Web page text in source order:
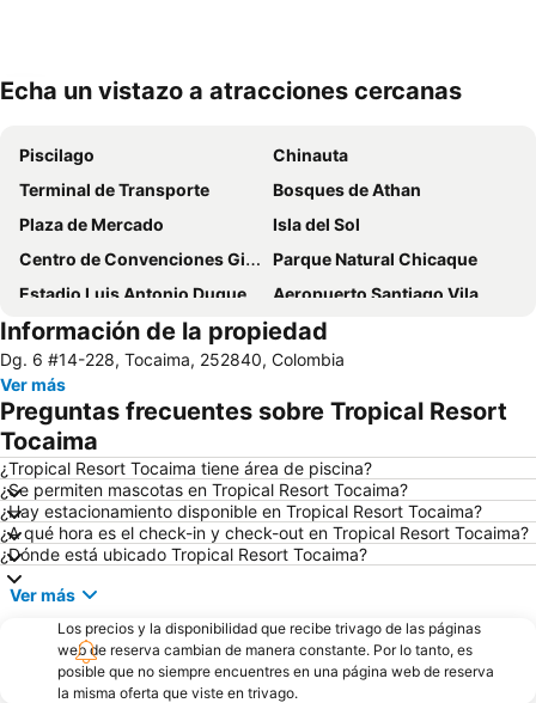
Echa un vistazo a atracciones cercanas
Piscilago
Chinauta
Terminal de Transporte
Bosques de Athan
Plaza de Mercado
Isla del Sol
Centro de Convenciones Girardot
Parque Natural Chicaque
Estadio Luis Antonio Duque Peña
Aeropuerto Santiago Vila
Información de la propiedad
Dg. 6 #14-228, Tocaima, 252840, Colombia
Ver más
Preguntas frecuentes sobre Tropical Resort
Tocaima
¿Tropical Resort Tocaima tiene área de piscina?
¿Se permiten mascotas en Tropical Resort Tocaima?
¿Hay estacionamiento disponible en Tropical Resort Tocaima?
¿A qué hora es el check-in y check-out en Tropical Resort Tocaima?
¿Dónde está ubicado Tropical Resort Tocaima?
Ver más
Los precios y la disponibilidad que recibe trivago de las páginas
web de reserva cambian de manera constante. Por lo tanto, es
posible que no siempre encuentres en una página web de reserva
la misma oferta que viste en trivago.